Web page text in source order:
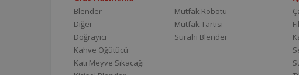
Blender
Diğer
Doğrayıcı
Kahve Öğütücü
Katı Meyve Sıkacağı
Mutfak Robotu
Mutfak Tartısı
Sürahi Blender